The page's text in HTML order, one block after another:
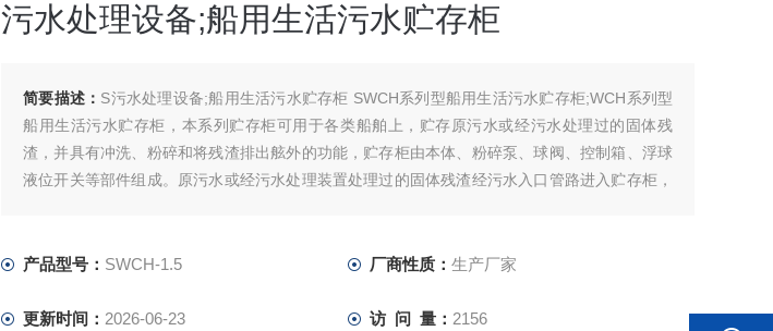
污水处理设备;船用生活污水贮存柜
简要描述： S污水处理设备;船用生活污水贮存柜 SWCH系列型船用生活污水贮存柜;WCH系列型
船用生活污水贮存柜，本系列贮存柜可用于各类船舶上，贮存原污水或经污水处理过的固体残
渣，并具有冲洗、粉碎和将残渣排出舷外的功能，贮存柜由本体、粉碎泵、球阀、控制箱、浮球
液位开关等部件组成。原污水或经污水处理装置处理过的固体残渣经污水入口管路进入贮存柜，
产品型号： SWCH-1.5 厂商性质： 生产厂家
更新时间： 2026-06-23 访 问 量： 2156